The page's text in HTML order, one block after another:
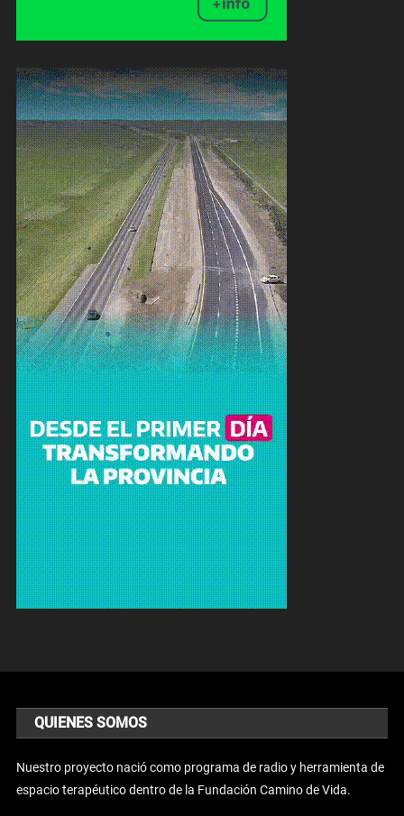
QUIENES SOMOS
Nuestro proyecto nació como programa de radio y herramienta de
espacio terapéutico dentro de la Fundación Camino de Vida.